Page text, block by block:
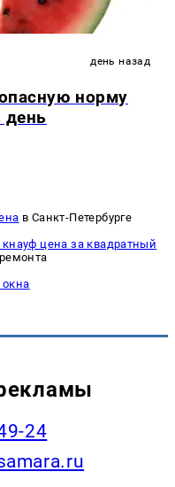
день назад
норму
день
в Санкт-Петербурге
кнауф цена за квадратный
24